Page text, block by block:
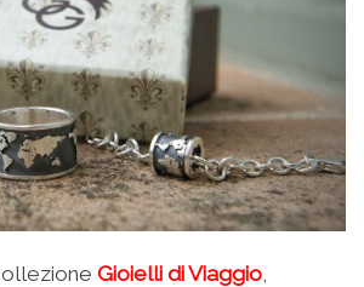
Gioielli di Viaggio